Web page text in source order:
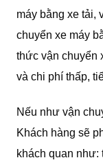
máy bằng xe tải,
chuyển xe máy
thức vận chuyển
và chi phí thấp,
Nếu như vận
Khách hàng sẽ
khách quan như: